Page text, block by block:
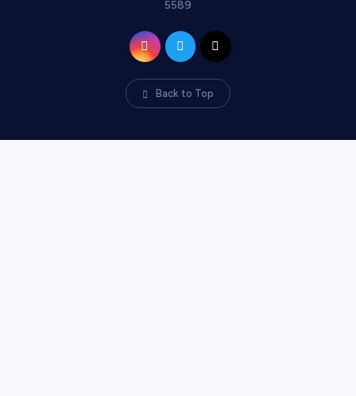
5589
Back to Top